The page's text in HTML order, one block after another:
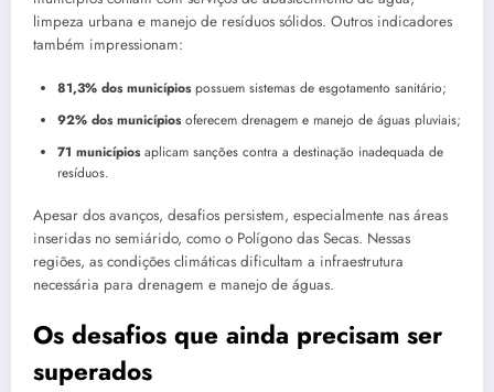
limpeza urbana e manejo de resíduos sólidos. Outros indicadores
também impressionam:
81,3% dos municípiospossuem sistemas de esgotamento sanitário;
92% dos municípiosoferecem drenagem e manejo de águas pluviais;
71 municípiosaplicam sanções contra a destinação inadequada de
resíduos.
Apesar dos avanços, desafios persistem, especialmente nas áreas
inseridas no semiárido, como o Polígono das Secas. Nessas
regiões, as condições climáticas dificultam a infraestrutura
necessária para drenagem e manejo de águas.
Os desafios que ainda precisam ser
superados